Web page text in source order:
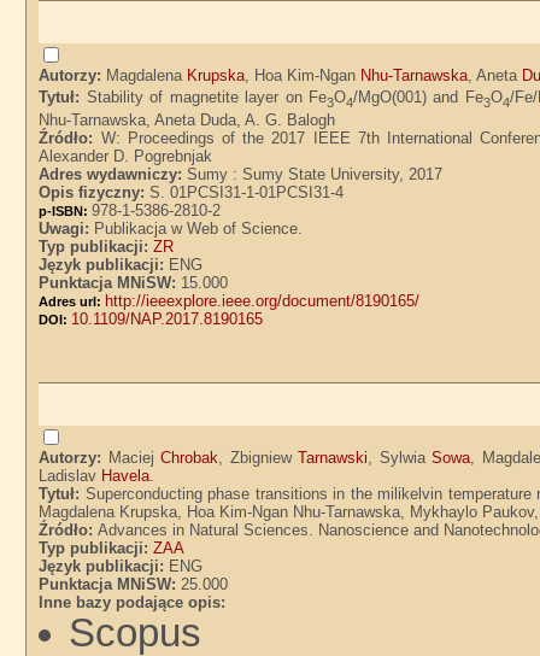
Autorzy: Magdalena Krupska, Hoa Kim-Ngan Nhu-Tarnawska, Aneta
Tytuł: Stability of magnetite layer on Fe3O4/MgO(001) and Fe3O4/
Nhu-Tarnawska, Aneta Duda, A. G. Balogh
Źródło: W: Proceedings of the 2017 IEEE 7th International
Alexander D. Pogrebnjak
Adres wydawniczy:Sumy : Sumy State University, 2017
Opis fizyczny:S. 01PCSI31-1-01PCSI31-4
p-ISBN:978-1-5386-2810-2
Uwagi: Publikacja w Web of Science.
Typ publikacji:ZR
Język publikacji: ENG
Punktacja MNiSW: 15.000
Adres url: http://ieeexplore.ieee.org/document/8190165/
DOI: 10.1109/NAP.2017.8190165
Autorzy: MaciejChrobak , ZbigniewTarnawski , SylwiaSowa ,
Ladislav Havela
Tytuł: Superconducting phase transitions in the milikelvin
Magdalena Krupska, Hoa Kim-Ngan Nhu-Tarnawska, Mykhaylo
Źródło:Advances in Natural Sciences. Nanoscience and
Typ publikacji:ZAA
Język publikacji: ENG
Punktacja MNiSW: 25.000
Inne bazy podające opis:
Scopus